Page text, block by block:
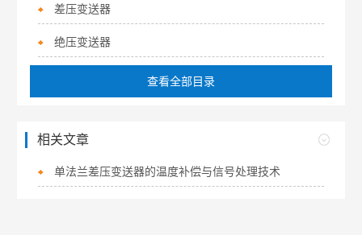
差压变送器
绝压变送器
查看全部目录
相关文章
单法兰差压变送器的温度补偿与信号处理技术